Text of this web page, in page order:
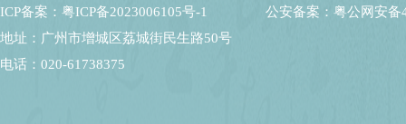
ICP备案：粤ICP备2023006105号-1
公安备案：粤公网安备
地址：广州市增城区荔城街民生路50号
电话：020-61738375